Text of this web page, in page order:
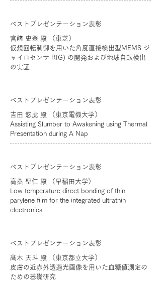
ベストプレゼンテーション表彰
宮﨑 史登 殿 （東芝）
仮想回転制御を用いた角度直接検出型MEMS ジ
ャイロセンサ RIG) の開発および地球自転検出
の実証
ベストプレゼンテーション表彰
吉田 悠虎 殿 （東京電機大学）
Assisting Slumber to Awakening using Thermal
Presentation during A Nap
ベストプレゼンテーション表彰
高桑 聖仁 殿 （早稲田大学）
Low temperature direct bonding of thin
parylene film for the integrated ultrathin
electronics
ベストプレゼンテーション表彰
髙木 天斗 殿 （東京都立大学）
皮膚の近赤外透過光画像を用いた血糖値測定の
ための基礎研究